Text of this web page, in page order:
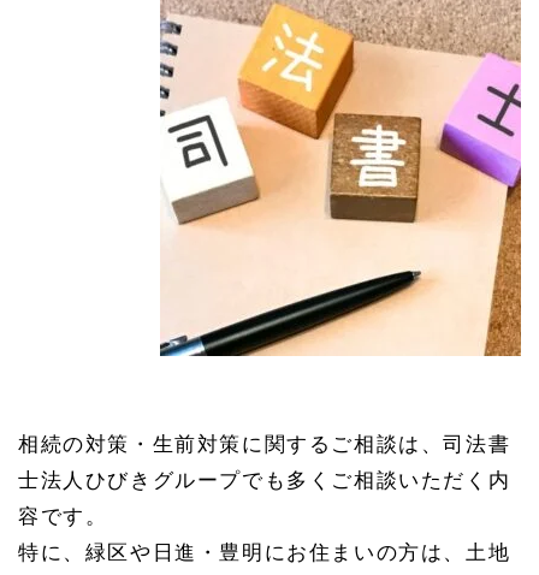
相続の対策・生前対策に関するご相談は、司法書
士法人ひびきグループでも多くご相談いただく内
容です。
特に、緑区や日進・豊明にお住まいの方は、土地